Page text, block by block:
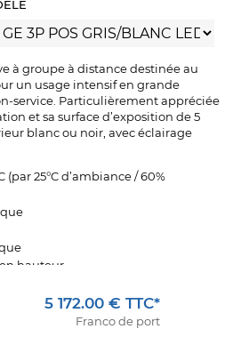
à groupe à distance destinée au
un usage intensif en grande
service. Particulièrement appréciée
et sa surface d’exposition de 5
blanc ou noir, avec éclairage
(par 25°C d’ambiance / 60%
hauteur
Pantone 429C
en aluminium
à retour automatique
5 172.00 € TTC*
Franco de port